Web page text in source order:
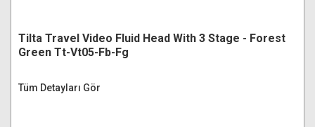
Tilta Travel Video Fluid Head With 3 Stage - Forest
Green Tt-Vt05-Fb-Fg
Tüm Detayları Gör